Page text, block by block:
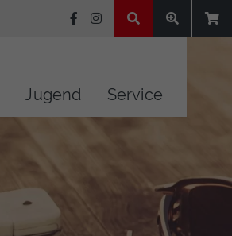
Jugend Service